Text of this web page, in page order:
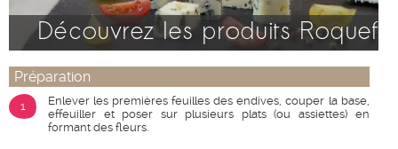
Préparation
1
Enlever les premières feuilles des endives, couper la base,
effeuiller et poser sur plusieurs plats (ou assiettes) en
formant des fleurs.